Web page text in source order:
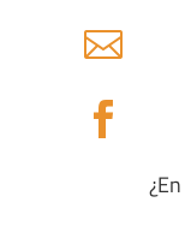

